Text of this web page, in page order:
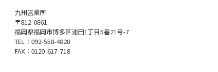
九州営業所
〒812-0861
福岡県福岡市博多区浦田1丁目5番21号-7
TEL：092-558-4828
FAX：0120-617-718